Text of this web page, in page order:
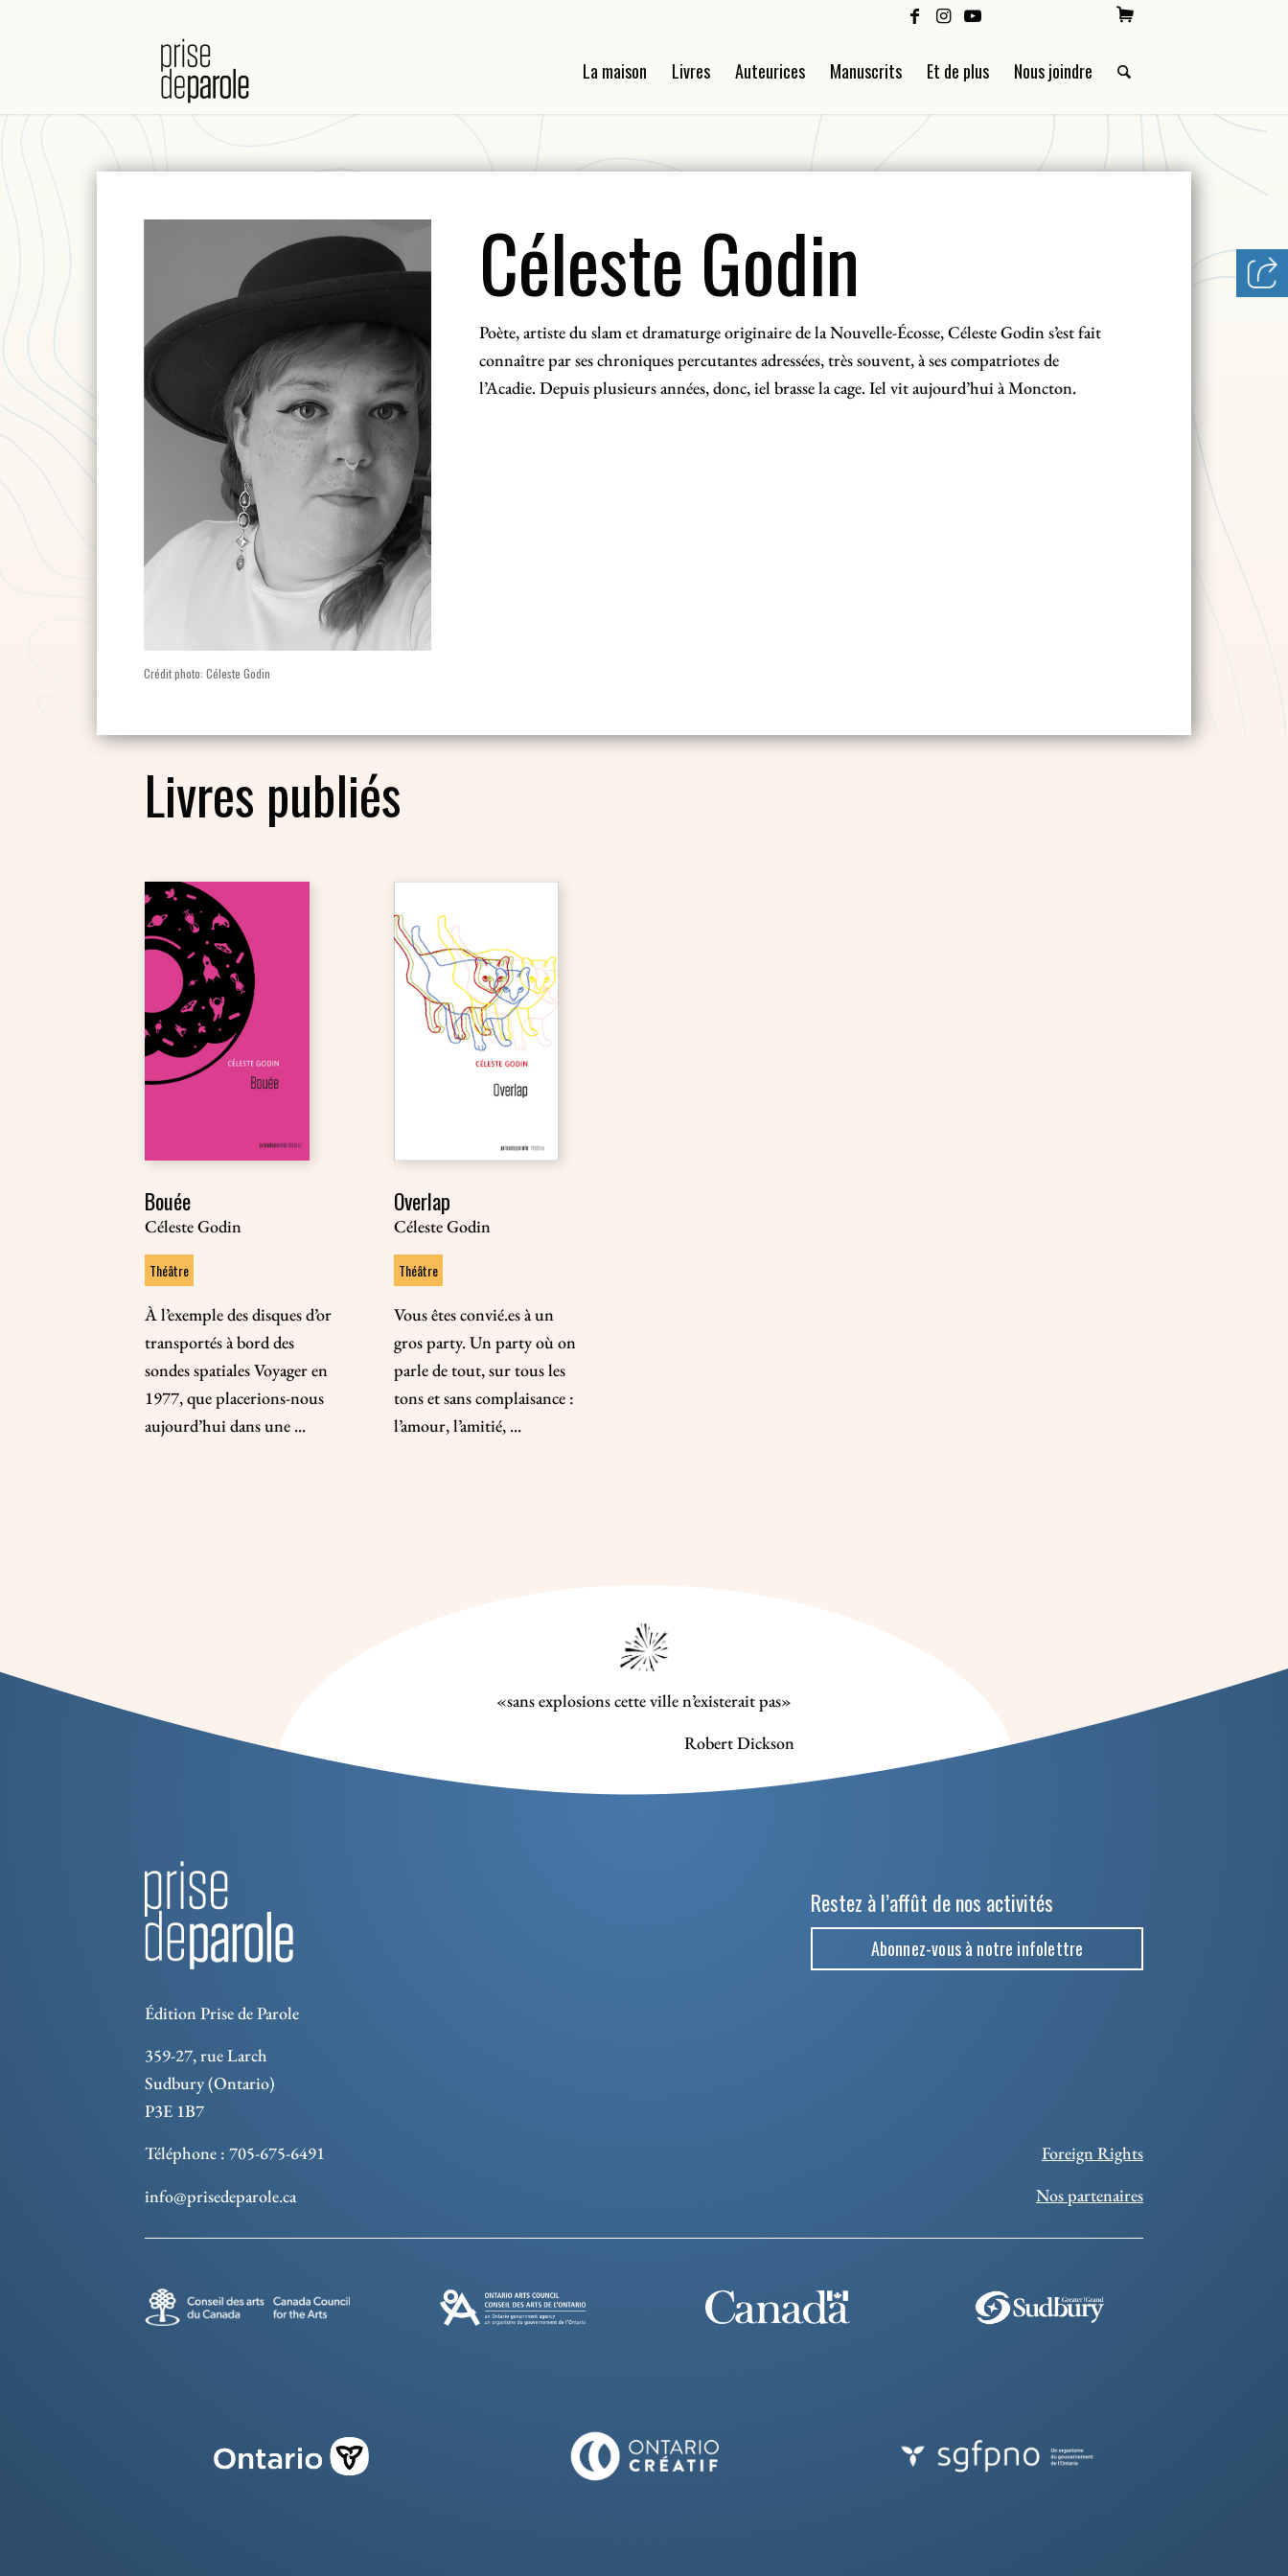
La maison Livres Auteurices Manuscrits Et de plus Nous joindre
Crédit photo: Céleste Godin
Céleste Godin
Poète, artiste du slam et dramaturge originaire de la Nouvelle-Écosse, Céleste Godin s’est fait
connaître par ses chroniques percutantes adressées, très souvent, à ses compatriotes de
l’Acadie. Depuis plusieurs années, donc, iel brasse la cage. Iel vit aujourd’hui à Moncton.
Livres publiés
Bouée
Céleste Godin
Théâtre
À l’exemple des disques d’or
transportés à bord des
sondes spatiales Voyager en
1977, que placerions-nous
aujourd’hui dans une ...
Overlap
Céleste Godin
Théâtre
Vous êtes convié.es à un
gros party. Un party où on
parle de tout, sur tous les
tons et sans complaisance :
l’amour, l’amitié, ...
«sans explosions cette ville n’existerait pas»
Robert Dickson
Édition Prise de Parole
359-27, rue Larch
Sudbury (Ontario)
P3E 1B7
Téléphone : 705-675-6491
info@prisedeparole.ca
Restez à l’affût de nos activités
Abonnez-vous à notre infolettre
Foreign Rights
Nos partenaires